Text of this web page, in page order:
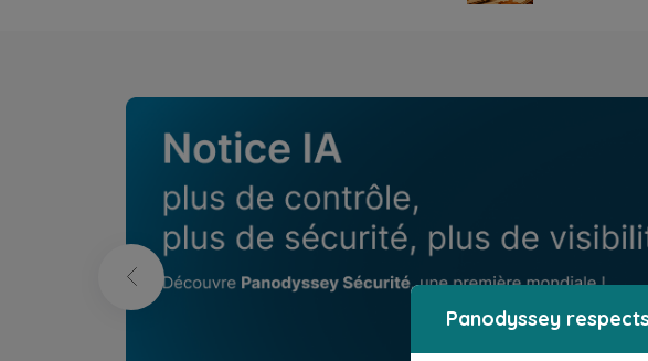
Panodyssey